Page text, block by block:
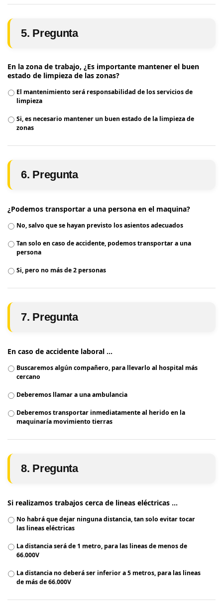
5. Pregunta
En la zona de trabajo, ¿Es importante mantener el buen
estado de limpieza de las zonas?
El mantenimiento será responsabilidad de los servicios de
limpieza
Si, es necesario mantener un buen estado de la limpieza de
zonas
6. Pregunta
¿Podemos transportar a una persona en el maquina?
No, salvo que se hayan previsto los asientos adecuados
Tan solo en caso de accidente, podemos transportar a una
persona
Si, pero no más de 2 personas
7. Pregunta
En caso de accidente laboral ...
Buscaremos algún compañero, para llevarlo al hospital más
cercano
Deberemos llamar a una ambulancia
Deberemos transportar inmediatamente al herido en la
maquinaría movimiento tierras
8. Pregunta
Si realizamos trabajos cerca de lineas eléctricas ...
No habrá que dejar ninguna distancia, tan solo evitar tocar
las lineas eléctricas
La distancia será de 1 metro, para las lineas de menos de
66.000V
La distancia no deberá ser inferior a 5 metros, para las lineas
de más de 66.000V